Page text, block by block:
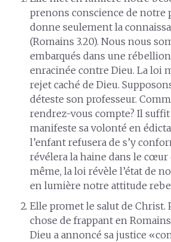
prenons conscience de notre
donne seulement la
(Romains 3.20). Nous nous
embarqués dans une
enracinée contre Dieu. La loi
rejet caché de Dieu.
déteste son professeur.
rendrez-vous compte? Il suffit
manifeste sa volonté en
l’enfant refusera de s’y
révélera la haine dans le cœur
même, la loi révèle l’état de
en lumière notre attitude
Elle promet le salut de Christ.
chose de frappant en Romains
Dieu a annoncé sa justice